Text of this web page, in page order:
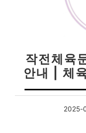
작전체육
안내 | 체
2025-